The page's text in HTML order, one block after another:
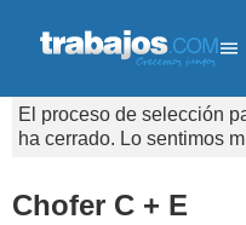
El proceso de selección
ha cerrado. Lo sentimos
Chofer C + E